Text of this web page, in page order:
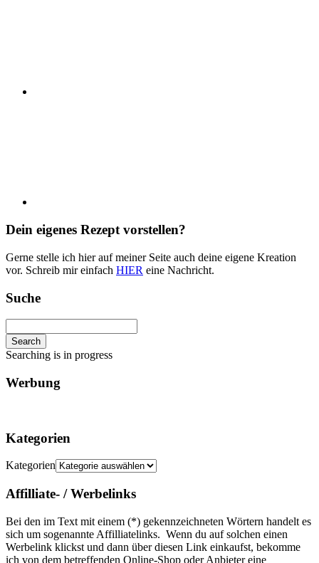
Dein eigenes Rezept vorstellen?
Gerne stelle ich hier auf meiner Seite auch deine eigene Kreation
vor. Schreib mir einfach HIER eine Nachricht.
Suche
Search
Searching is in progress
Werbung
Kategorien
Kategorien
Affilliate- / Werbelinks
Bei den im Text mit einem (*) gekennzeichneten Wörtern handelt es
sich um sogenannte Affilliatelinks. Wenn du auf solchen einen
Werbelink klickst und dann über diesen Link einkaufst, bekomme
ich von dem betreffenden Online-Shop oder Anbieter eine